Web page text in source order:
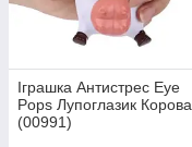
Іграшка Антистрес Eye
Pops Лупоглазик Корова
(00991)